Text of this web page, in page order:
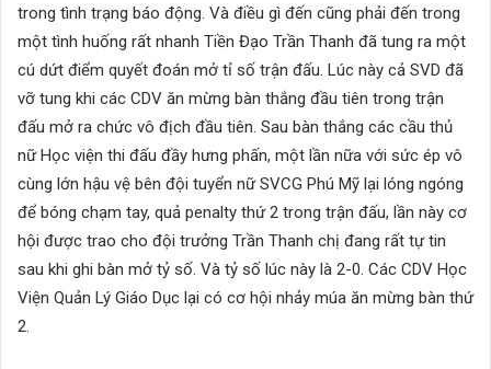
trong tình trạng báo động. Và điều gì đến cũng phải đến trong
một tình huống rất nhanh Tiền Đạo Trần Thanh đã tung ra một
cú dứt điểm quyết đoán mở tỉ số trận đấu. Lúc này cả SVD đã
vỡ tung khi các CDV ăn mừng bàn thắng đầu tiên trong trận
đấu mở ra chức vô địch đầu tiên. Sau bàn thắng các cầu thủ
nữ Học viện thi đấu đầy hưng phấn, một lần nữa với sức ép vô
cùng lớn hậu vệ bên đội tuyển nữ SVCG Phú Mỹ lại lóng ngóng
để bóng chạm tay, quả penalty thứ 2 trong trận đấu, lần này cơ
hội được trao cho đội trưởng Trần Thanh chị đang rất tự tin
sau khi ghi bàn mở tỷ số. Và tỷ số lúc này là 2-0. Các CDV Học
Viện Quản Lý Giáo Dục lại có cơ hội nhảy múa ăn mừng bàn thứ
2.